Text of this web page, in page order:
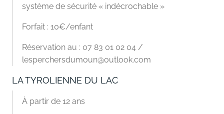
système de sécurité « indécrochable »
Forfait : 10€/enfant
Réservation au : 07 83 01 02 04 /
lesperchersdumoun@outlook.com
LA TYROLIENNE DU LAC
À partir de 12 ans